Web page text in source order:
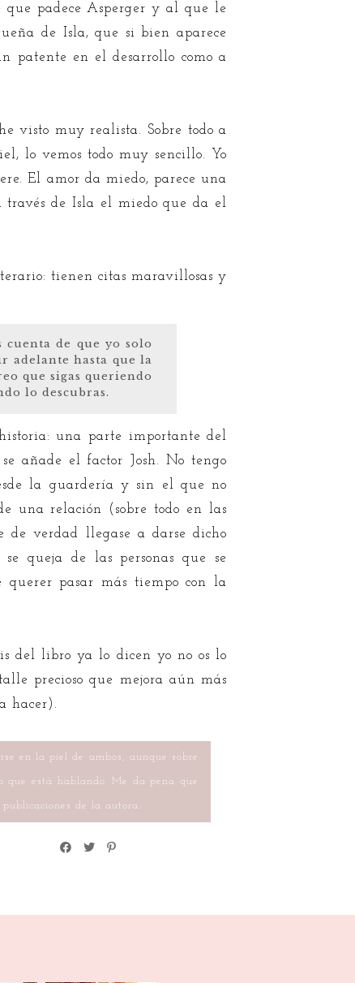
que padece Asperger y al que le
de Isla, que si bien aparece
en el desarrollo como a
visto muy realista. Sobre todo a
lo vemos todo muy sencillo. Yo
El amor da miedo, parece una
través de Isla el miedo que da el
tienen citas maravillosas y
de que yo solo
adelante hasta que la
que sigas queriendo
lo descubras.
una parte importante del
añade el factor Josh. No tengo
la guardería y sin el que no
una relación (sobre todo en las
verdad llegase a darse dicho
queja de las personas que se
querer pasar más tiempo con la
del libro ya lo dicen yo no os lo
precioso que mejora aún más
hacer).
en la piel de ambos, aunque sobre
que está hablando. Me da pena que
de la autora.